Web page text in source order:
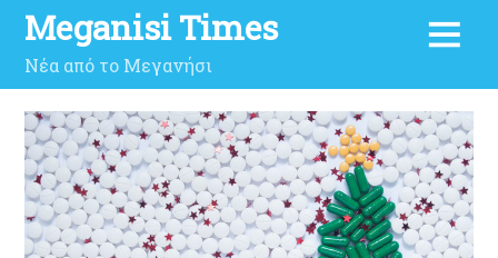
Meganisi Times
Νέα από το Μεγανήσι